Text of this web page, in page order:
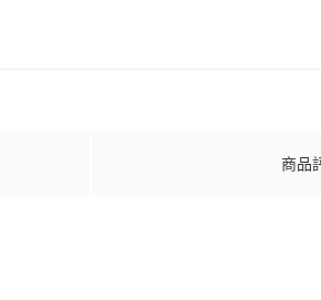
商品